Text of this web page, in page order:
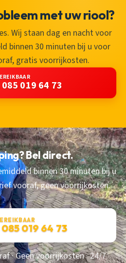
met uw riool?
Wij staan dag en nacht voor
binnen 30 minuten bij u voor
gratis voorrijkosten.
085 019 64 73
Bel direct.
binnen 30 minuten bij u
vooraf, geen voorrijkosten.
085 019 64 73
· Geen voorrijkosten · 24/7